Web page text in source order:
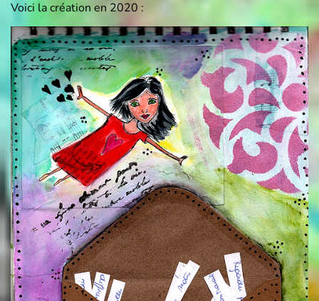
Voici la création en 2020 :